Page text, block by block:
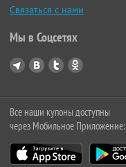
Связаться с нами
Мы в Соцсетях
Все наши купоны доступны
через Мобильное Приложение: